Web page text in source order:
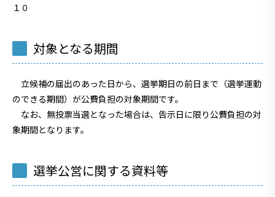
１０
対象となる期間
立候補の届出のあった日から、選挙期日の前日まで（選挙運動
のできる期間）が公費負担の対象期間です。
なお、無投票当選となった場合は、告示日に限り公費負担の対
象期間となります。
選挙公営に関する資料等